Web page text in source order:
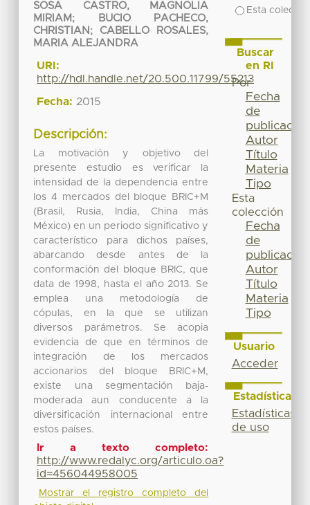
SOSA CASTRO, MAGNOLIA
MIRIAM ;
BUCIO PACHECO,
CHRISTIAN ; CABELLO ROSALES,
MARIA ALEJANDRA
URI:
http://hdl.handle.net/20.500.11799/55213
Fecha: 2015
Descripción:
La motivación y objetivo del
presente estudio es verificar la
intensidad de la dependencia entre
los 4 mercados del bloque BRIC+M
(Brasil, Rusia, India, China más
México) en un periodo significativo y
característico para dichos países,
abarcando desde antes de la
conformación del bloque BRIC, que
data de 1998, hasta el año 2013. Se
emplea una metodología de
cópulas, en la que se utilizan
diversos parámetros. Se acopia
evidencia de que en términos de
integración de los mercados
accionarios del bloque BRIC+M,
existe una segmentación baja-
moderada aun conducente a la
diversificación internacional entre
estos países.
Ir a texto completo:
http://www.redalyc.org/articulo.oa?
id=456044958005
Mostrar el registro completo del
Esta
Buscar
en RI
Por
Fecha
de
publicación
Autor
Título
Materia
Tipo
Esta
colección
Fecha
de
publicación
Autor
Título
Materia
Tipo
Usuario
Acceder
Estadísticas
Estadísticas
de uso